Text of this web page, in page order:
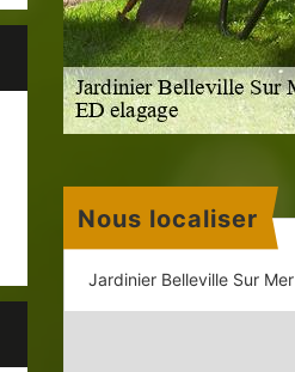
Nous localiser
Jardinier Belleville Sur Mer